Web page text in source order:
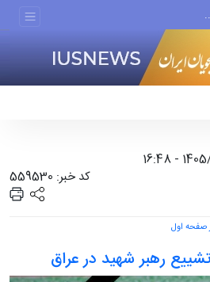
کد خبر: 559530
صفحه اول
رهبر شهید در عراق